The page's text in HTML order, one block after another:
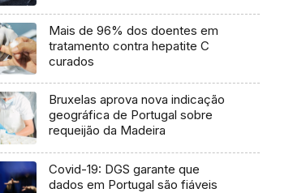
Mais de 96% dos doentes em
tratamento contra hepatite C
curados
Bruxelas aprova nova indicação
geográfica de Portugal sobre
requeijão da Madeira
Covid-19: DGS garante que
dados em Portugal são fiáveis